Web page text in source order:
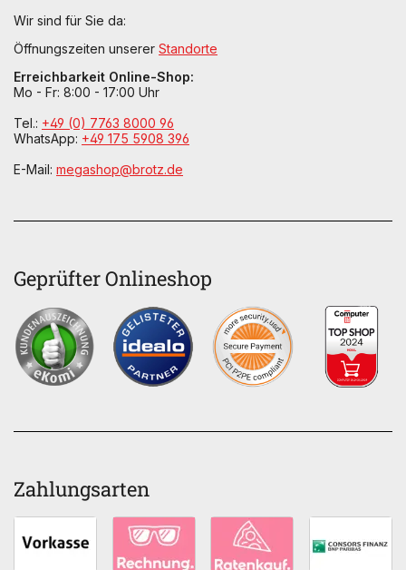
Wir sind für Sie da:
Öffnungszeiten unserer Standorte
Erreichbarkeit Online-Shop:
Mo - Fr: 8:00 - 17:00 Uhr
Tel.: +49 (0) 7763 8000 96
WhatsApp: +49 175 5908 396
E-Mail: megashop@brotz.de
Geprüfter Onlineshop
Zahlungsarten